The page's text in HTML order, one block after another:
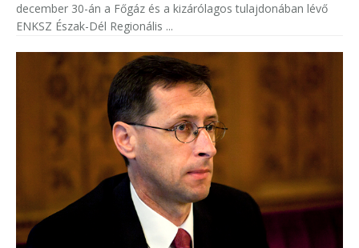
december 30-án a Főgáz és a kizárólagos tulajdonában lévő
ENKSZ Észak-Dél Regionális ...